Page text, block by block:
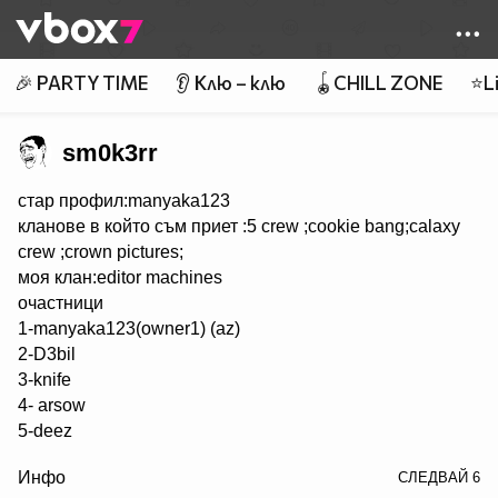
👾
🎉 PARTY TIME 👂 Клю – клю 🪀CHILL ZONE
sm0k3rr
стар профил:manyaka123
кланове в който съм приет :5 crew ;cookie bang;calaxy
crew ;crown pictures;
моя клан:editor machines
очастници
1-manyaka123(owner1) (az)
2-D3bil
3-knife
4- arsow
5-deez
7-psibot
Инфо СЛЕДВАЙ 6